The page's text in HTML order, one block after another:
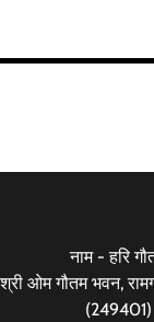
नाम - हरि
ओम गौतम भवन,
(249401)